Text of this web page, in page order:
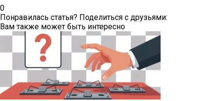
0
Понравилась статья? Поделиться с друзьями:
Вам также может быть интересно